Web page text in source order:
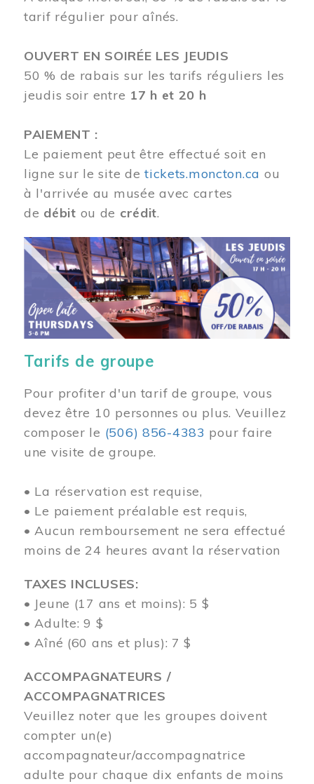
tarif régulier pour aînés.
OUVERT EN SOIRÉE LES JEUDIS
50 % de rabais sur les tarifs réguliers les
jeudis soir entre 17 h et 20 h
PAIEMENT :
Le paiement peut être effectué soit en
ligne sur le site detickets.moncton.ca ou
à l'arrivée au musée avec cartes
de débit ou de crédit.
Image
Tarifs de groupe
Pour profiter d'un tarif de groupe, vous
devez être 10 personnes ou plus. Veuillez
composer le (506) 856-4383 pour faire
une visite de groupe.
• La réservation est requise,
• Le paiement préalable est requis,
• Aucun remboursement ne sera effectué
moins de 24 heures avant la réservation
TAXES INCLUSES:
• Jeune (17 ans et moins): 5 $
• Adulte: 9 $
• Aîné (60 ans et plus): 7 $
ACCOMPAGNATEURS /
ACCOMPAGNATRICES
Veuillez noter que les groupes doivent
compter un(e)
accompagnateur/accompagnatrice
adulte pour chaque dix enfants de moins